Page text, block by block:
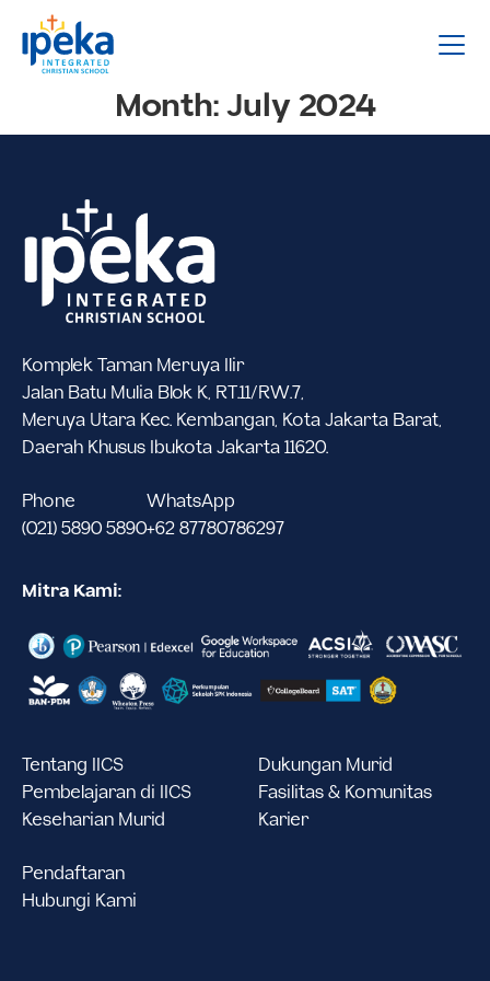
Month: July 2024
Komplek Taman Meruya Ilir
Jalan Batu Mulia Blok K, RT.11/RW.7,
Meruya Utara Kec. Kembangan, Kota Jakarta Barat,
Daerah Khusus Ibukota Jakarta 11620.
Phone
(021) 5890 5890
WhatsApp
+62 87780786297
Mitra Kami:
Tentang IICS
Pembelajaran di IICS
Keseharian Murid
Dukungan Murid
Fasilitas & Komunitas
Karier
Pendaftaran
Hubungi Kami